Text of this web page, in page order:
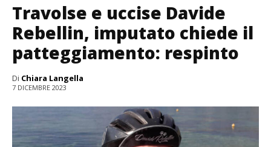
Travolse e uccise Davide
Rebellin, imputato chiede il
patteggiamento: respinto
Di Chiara Langella
7 DICEMBRE 2023